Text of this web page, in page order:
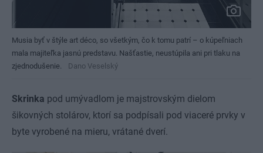
Musia byť v štýle art déco, so všetkým, čo k tomu patrí – o kúpeľniach
mala majiteľka jasnú predstavu. Našťastie, neustúpila ani pri tlaku na
zjednodušenie.
Dano Veselský
Skrinka pod umývadlom je majstrovským dielom
šikovných stolárov, ktorí sa podpísali pod viaceré prvky v
byte vyrobené na mieru, vrátané dverí.